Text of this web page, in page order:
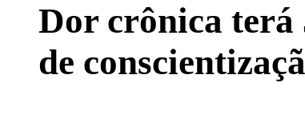
Dor crônica terá
de